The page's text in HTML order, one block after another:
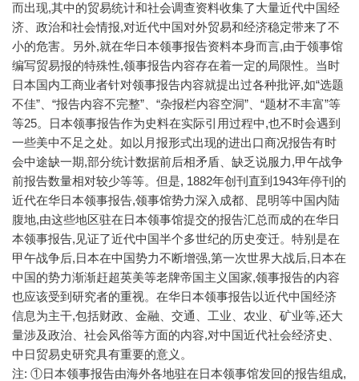
而出现,其中的贸易统计和社会调查资料收集了大量近代中国经
济、政治和社会情报,对近代中国对外贸易和经济稳定带来了不
小的危害。另外,就在华日本领事报告资料本身而言,由于领事馆
编写贸易报的特殊性,领事报告内容存在着一定的局限性。当时
日本国内工商业者针对领事报告内容就提出过各种批评,如“选题
不佳”、“报告内容不完整”、“杂报栏内容空洞”、“题材不丰富”等
等25。日本领事报告作为史料在实际引用过程中,也不时会遇到
一些美中不足之处。如以月报形式出现的进出口商况报告有时
会中途缺一期,部分统计数据前后相矛盾、缺乏说服力,甲午战争
前报告数量相对较少等等。但是, 1882年创刊直到1943年停刊的
近代在华日本领事报告,领事馆势力深入成都、昆明等中国内陆
腹地,由这些地区驻在日本领事馆提交的报告汇总而成的在华日
本领事报告,见证了近代中国半个多世纪的历史变迁。特别是在
甲午战争后,日本在中国势力不断增强,第一次世界大战后,日本在
中国的势力渐渐赶超英美等老牌帝国主义国家,领事报告的内容
也应该受到研究者的重视。在华日本领事报告以近代中国经济
信息为主干,包括财政、金融、交通、工业、农业、矿业等,还大
量涉及政治、社会风俗等方面的内容,对中国近代社会经济史、
中日贸易史研究具有重要的意义。
注: ①日本领事报告由海外各地驻在日本领事馆发回的报告组成,